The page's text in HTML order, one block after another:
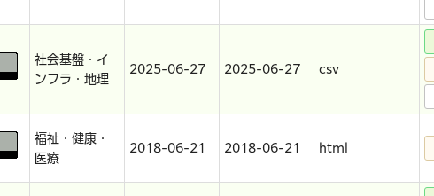
社会基盤・イ
ンフラ・地理
2025-06-27 2025-06-27 csv
福祉・健康・
医療
2018-06-21 2018-06-21 html